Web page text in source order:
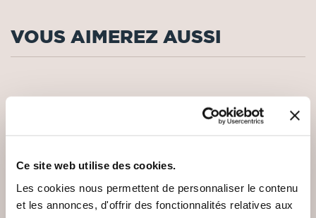
Ce site web utilise des cookies.
Les cookies nous permettent de personnaliser le contenu
et les annonces, d'offrir des fonctionnalités relatives aux
VOUS AIMEREZ AUSSI